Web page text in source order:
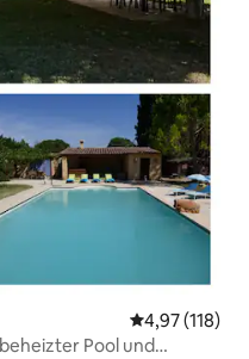
4,97 (118)
Pool und